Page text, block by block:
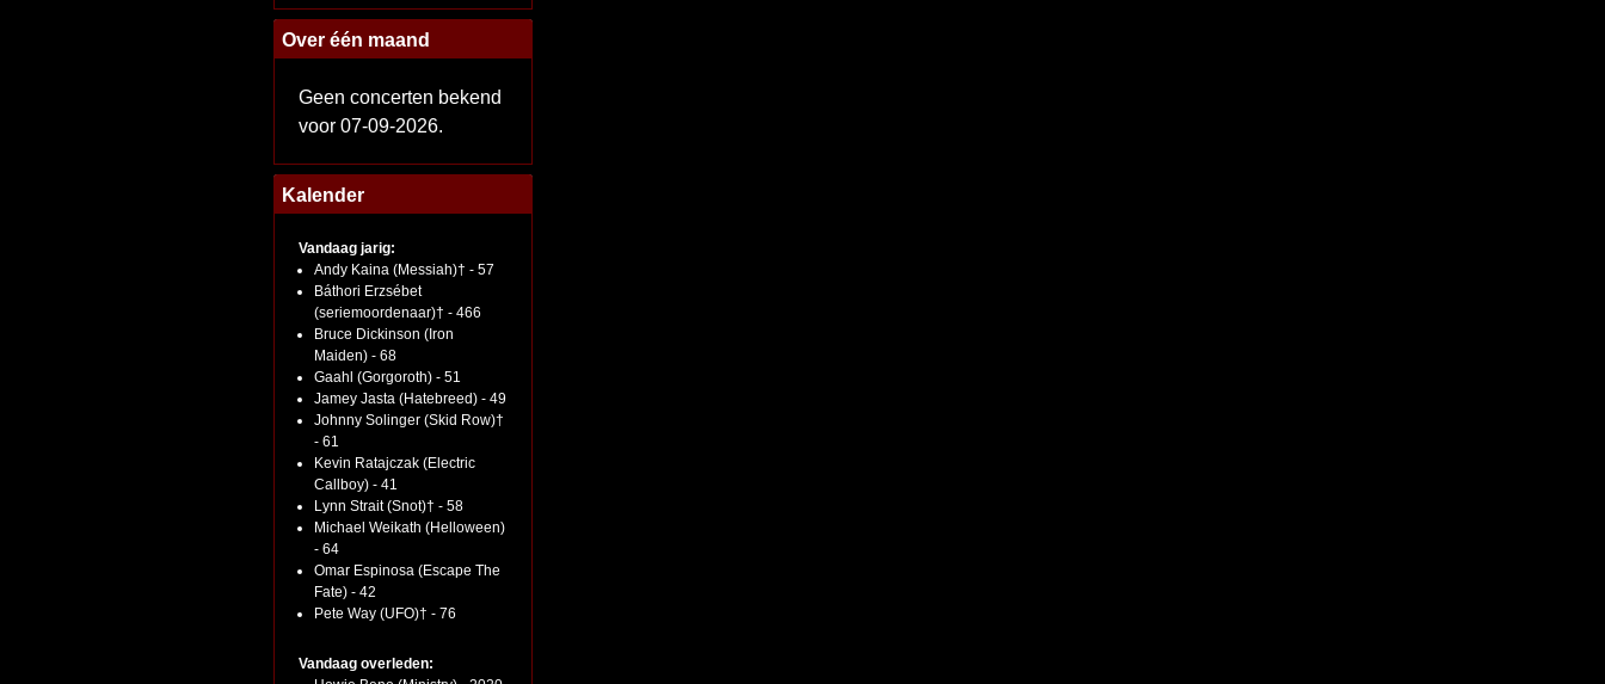
Over één maand
Geen concerten bekend
voor 07-09-2026.
Kalender
Vandaag jarig:
Andy Kaina (Messiah)† - 57
Báthori Erzsébet
(seriemoordenaar)† - 466
Bruce Dickinson (Iron
Maiden) - 68
Gaahl (Gorgoroth) - 51
Jamey Jasta (Hatebreed) - 49
Johnny Solinger (Skid Row)†
- 61
Kevin Ratajczak (Electric
Callboy) - 41
Lynn Strait (Snot)† - 58
Michael Weikath (Helloween)
- 64
Omar Espinosa (Escape The
Fate) - 42
Pete Way (UFO)† - 76
Vandaag overleden: